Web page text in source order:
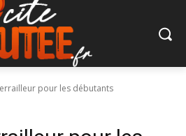
pour les débutants